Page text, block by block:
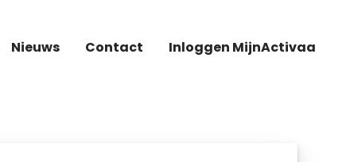
Nieuws Contact Inloggen MijnActivaa